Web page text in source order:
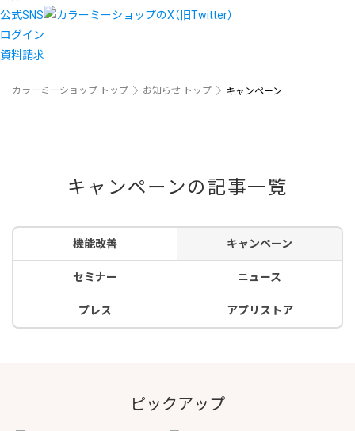
公式SNS
ログイン
資料請求
カラーミーショップ トップ お知らせ トップ キャンペーン
キャンペーンの記事一覧
機能改善 キャンペーン
セミナー ニュース
プレス アプリストア
ピックアップ